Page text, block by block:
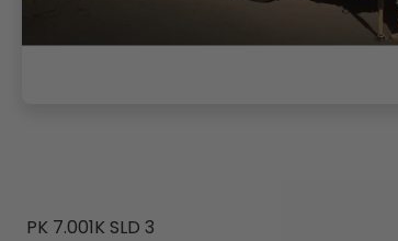
PK 7.001K SLD 3